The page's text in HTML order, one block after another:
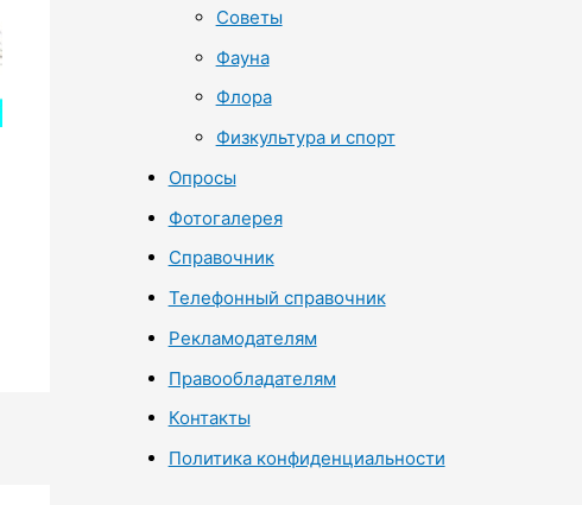
Советы
Фауна
Флора
Физкультура и спорт
Опросы
Фотогалерея
Справочник
Телефонный справочник
Рекламодателям
Правообладателям
Контакты
Политика конфиденциальности